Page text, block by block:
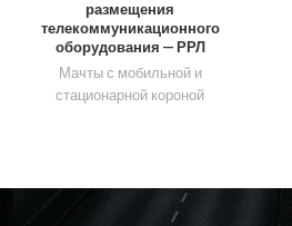
размещения
телекоммуникационного
оборудования — РРЛ
Мачты с мобильной и
стационарной короной